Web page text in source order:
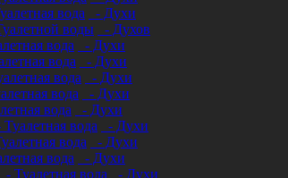
вода
- Духи
воды
- Духов
вода
- Духи
вода
- Духи
вода
- Духи
вода
- Духи
вода
- Духи
Туалетная вода
- Духи
вода
- Духи
вода
- Духи
- Туалетная вода
- Духи